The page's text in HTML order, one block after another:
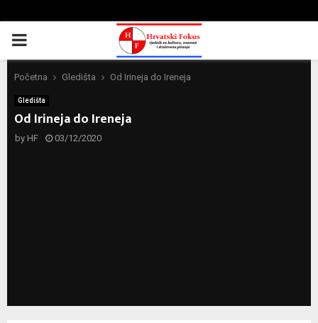
PRIMARY
MENU
Početna Gledišta Od Irineja do Ireneja
Gledišta
Od Irineja do Ireneja
by HF 03/12/2020